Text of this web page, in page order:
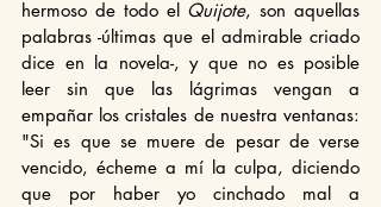
hermoso de todo el Quijote, son aquellas
palabras -últimas que el admirable criado
dice en la novela-, y que no es posible
leer sin que las lágrimas vengan a
empañar los cristales de nuestra ventanas:
"Si es que se muere de pesar de verse
vencido, écheme a mí la culpa, diciendo
que por haber yo cinchado mal a